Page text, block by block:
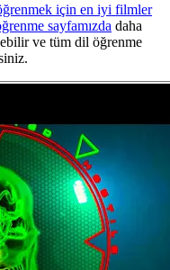
için en iyi filmler
sayfamızda daha
ve tüm dil öğrenme